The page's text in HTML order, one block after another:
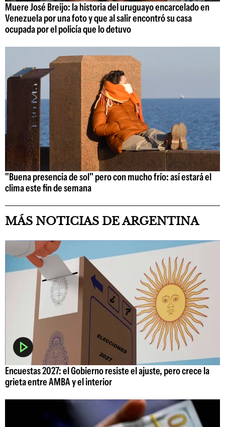
Muere José Breijo: la historia del uruguayo encarcelado en
Venezuela por una foto y que al salir encontró su casa
ocupada por el policía que lo detuvo
"Buena presencia de sol" pero con mucho frío: así estará el
clima este fin de semana
MÁS NOTICIAS DE ARGENTINA
Encuestas 2027: el Gobierno resiste el ajuste, pero crece la
grieta entre AMBA y el interior